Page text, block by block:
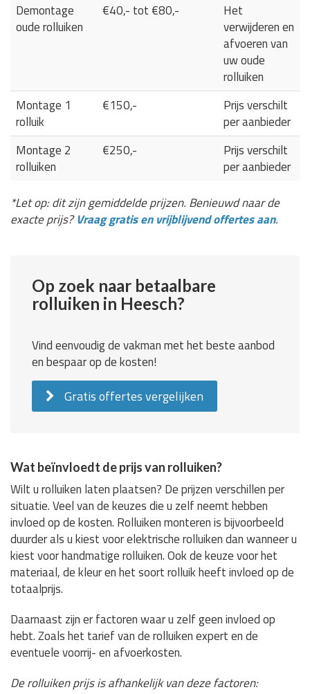
Demontage
oude rolluiken
€40,- tot €80,-
Het
verwijderen en
afvoeren van
uw oude
rolluiken
Montage 1
rolluik
€150,-
Prijs verschilt
per aanbieder
Montage 2
rolluiken
€250,-
Prijs verschilt
per aanbieder
*Let op: dit zijn gemiddelde prijzen. Benieuwd naar de
exacte prijs?Vraag gratis en vrijblijvend offertes aan.
Op zoek naar betaalbare
rolluiken in Heesch?
Vind eenvoudig de vakman met het beste aanbod
en bespaar op de kosten!
Gratis offertes vergelijken
Wat beïnvloedt de prijs van rolluiken?
Wilt u rolluiken laten plaatsen? De prijzen verschillen per
situatie. Veel van de keuzes die u zelf neemt hebben
invloed op de kosten. Rolluiken monteren is bijvoorbeeld
duurder als u kiest voor elektrische rolluiken dan wanneer u
kiest voor handmatige rolluiken. Ook de keuze voor het
materiaal, de kleur en het soort rolluik heeft invloed op de
totaalprijs.
Daarnaast zijn er factoren waar u zelf geen invloed op
hebt. Zoals het tarief van de rolluiken expert en de
eventuele voorrij- en afvoerkosten.
De rolluiken prijs is afhankelijk van deze factoren: